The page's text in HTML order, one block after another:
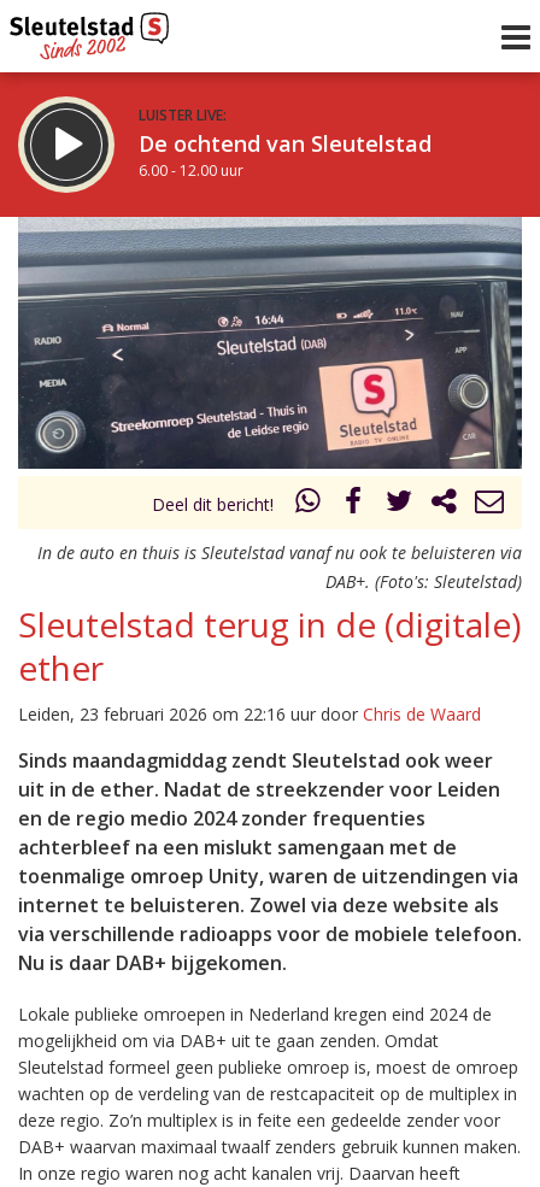
LUISTER LIVE:
De ochtend van Sleutelstad
6.00 - 12.00 uur
STRAKS:
De middag van Sleutelstad
12.00 - 18.00 uur
Vorig uur
uur 1 van 0 Volgend uur
Deel dit bericht!
In de auto en thuis is Sleutelstad vanaf nu ook te beluisteren via
DAB+. (Foto's: Sleutelstad)
Sleutelstad terug in de (digitale)
ether
Leiden, 23 februari 2026 om 22:16 uur door Chris de Waard
Sinds maandagmiddag zendt Sleutelstad ook weer
uit in de ether. Nadat de streekzender voor Leiden
en de regio medio 2024 zonder frequenties
achterbleef na een mislukt samengaan met de
toenmalige omroep Unity, waren de uitzendingen via
internet te beluisteren. Zowel via deze website als
via verschillende radioapps voor de mobiele telefoon.
Nu is daar DAB+ bijgekomen.
Lokale publieke omroepen in Nederland kregen eind 2024 de
mogelijkheid om via DAB+ uit te gaan zenden. Omdat
Sleutelstad formeel geen publieke omroep is, moest de omroep
wachten op de verdeling van de restcapaciteit op de multiplex in
deze regio. Zo’n multiplex is in feite een gedeelde zender voor
DAB+ waarvan maximaal twaalf zenders gebruik kunnen maken.
In onze regio waren nog acht kanalen vrij. Daarvan heeft